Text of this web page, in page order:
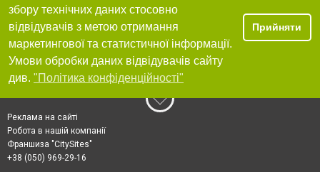
збору технічних даних стосовно
відвідувачів з метою отримання
маркетингової та статистичної інформації.
Умови обробки даних відвідувачів сайту
див. "Політика конфіденційності"
Прийняти
Реклама на сайті
Робота в нашій компанії
Франшиза "CitySites"
+38 (050) 969-29-16